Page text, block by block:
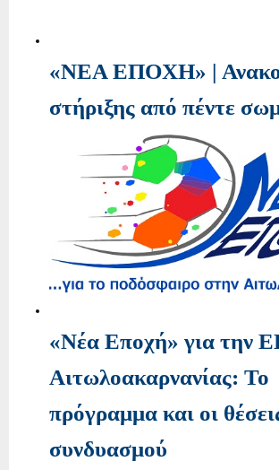
«ΝΕΑ ΕΠΟΧΗ» |
στήριξης από πέντε
«Νέα Εποχή» για την
Αιτωλοακαρνανίας: Το
πρόγραμμα και οι
συνδυασμού